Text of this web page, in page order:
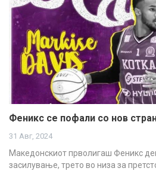
Феникс се пофали со нов
31 Авг, 2024
Македонскиот прволигаш Феникс
засилување, трето во низа за